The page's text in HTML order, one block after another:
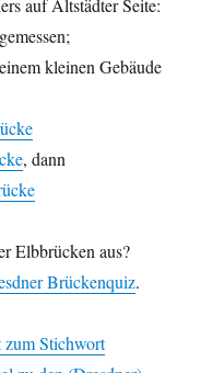
auf Altstädter Seite:
gemessen;
kleinen Gebäude
, dann
Elbbrücken aus?
Brückenquiz.
Stichwort